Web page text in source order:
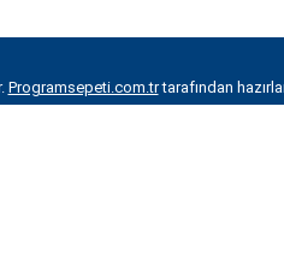
Programsepeti.com.trtarafından